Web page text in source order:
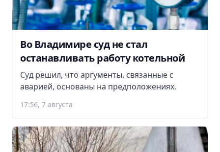
Во Владимире суд не стал
останавливать работу котельной
Суд решил, что аргументы, связанные с
аварией, основаны на предположениях.
17:56, 7 августа